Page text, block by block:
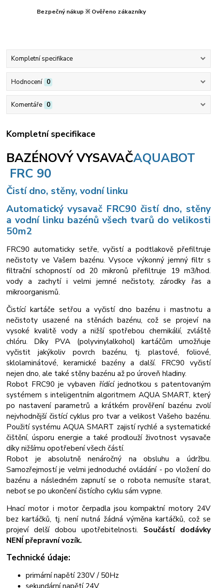
Bezpečný nákup ※ Ověřeno zákazníky
Kompletní specifikace
Hodnocení 0
Komentáře 0
Kompletní specifikace
BAZÉNOVÝ VYSAVAČAQUABOT
FRC 90
Čistí dno, stěny, vodní linku
Automatický vysavač FRC90 čistí dno, stěny
a vodní linku bazénů všech tvarů do velikosti
50m2
FRC90 automaticky setře, vyčistí a podtlakově přefiltruje
nečistoty ve Vašem bazénu. Vysoce výkonný jemný filtr s
filtrační schopností od 20 mikronů přefiltruje 19 m3/hod.
vody a zachytí i velmi jemné nečistoty, zárodky řas a
mikroorganismů.
Čistící kartáče setřou a vyčistí dno bazénu i mastnotu a
nečistoty usazené na stěnách bazénu, což se projeví na
vysoké kvalitě vody a nižší spotřebou chemikálií, zvláště
chlóru. Díky PVA (polyvinylalkohol) kartáčům umožňuje
vyčistit jakýkoliv povrch bazénu, tj. plastové, foliové,
sklolaminátové, keramické bazény a další. FRC90 vyčistí
nejen dno, ale také stěny bazénu až po úroveň hladiny.
Robot FRC90 je vybaven řídící jednotkou s patentovaným
systémem s inteligentním algoritmem AQUA SMART, který
po nastavení parametrů a krátkém prověření bazénu zvolí
nejvhodnější čistící cyklus pro tvar a velikost Vašeho bazénu.
Použití systému AQUA SMART zajistí rychlé a systematické
čištění, úsporu energie a také prodlouží životnost vysavače
díky nižšímu opotřebení všech částí.
Robot je absolutně nenáročný na obsluhu a údržbu.
Samozřejmostí je velmi jednoduché ovládání - po vložení do
bazénu a následném zapnutí se o robota nemusíte starat,
neboť se po ukončení čistícího cyklu sám vypne.
Hnací motor i motor čerpadla jsou kompaktní motory 24V
bez kartáčků, tj. není nutná žádná výměna kartáčků, což se
projeví delší dobou upotřebitelnosti. Součástí dodávky
NENÍ přepravní vozík.
Technické údaje:
primární napětí 230V / 50Hz
sekundární napětí 24V